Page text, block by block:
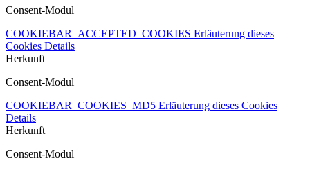
Consent-Modul
COOKIEBAR_ACCEPTED_COOKIES Erläuterung dieses
Cookies Details
Herkunft
Consent-Modul
COOKIEBAR_COOKIES_MD5 Erläuterung dieses Cookies
Details
Herkunft
Consent-Modul